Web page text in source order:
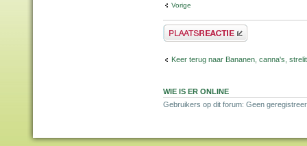
Vorige
Plaats een reactie
Keer terug naar Bananen, canna's,
WIE IS ER ONLINE
Gebruikers op dit forum: Geen